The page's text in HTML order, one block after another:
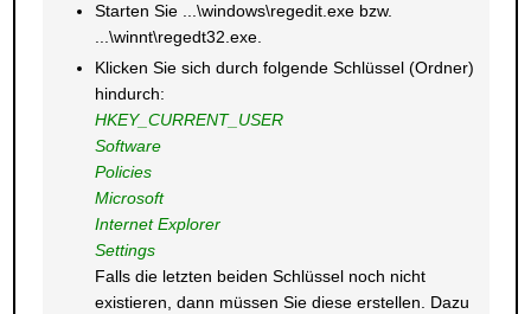
Starten Sie ...\windows\regedit.exe bzw.
...\winnt\regedt32.exe.
Klicken Sie sich durch folgende Schlüssel (Ordner)
hindurch:
HKEY_CURRENT_USER
Software
Policies
Microsoft
Internet Explorer
Settings
Falls die letzten beiden Schlüssel noch nicht
existieren, dann müssen Sie diese erstellen. Dazu